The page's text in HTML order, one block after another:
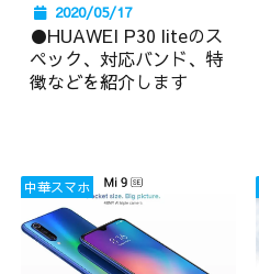
2020/05/17
●HUAWEI P30 liteのス
ペック、対応バンド、特
徴などを紹介します
中華スマホ